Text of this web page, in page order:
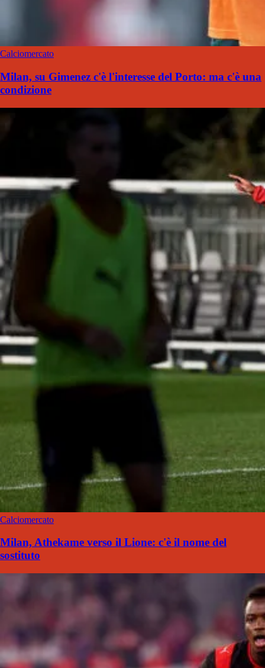
Calciomercato
Milan, su Gimenez c'è l'interesse del Porto: ma c'è una
condizione
Calciomercato
Milan, Athekame verso il Lione: c'è il nome del
sostituto